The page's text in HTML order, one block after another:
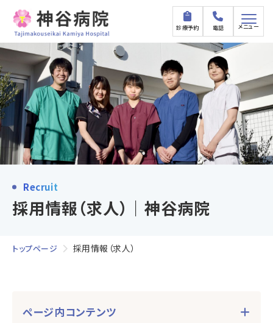
診療予約 電話 メニュー
Recruit
採用情報（求人）｜神谷病院
トップページ 採用情報（求人）
ページ内コンテンツ